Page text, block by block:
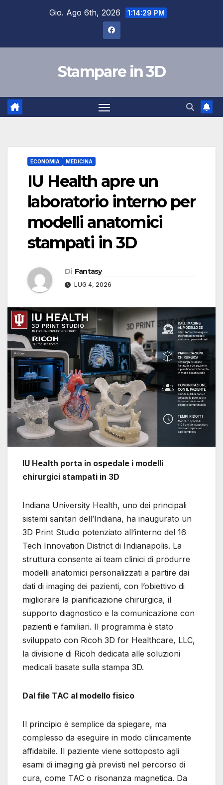
Gio. Ago 6th, 2026 1:14:30 PM
Stampare in 3D
ECONOMIA MEDICINA
IU Health apre un
laboratorio interno per
modelli anatomici
stampati in 3D
Di Fantasy
LUG 4, 2026
IU Health porta in ospedale i modelli
chirurgici stampati in 3D
Indiana University Health, uno dei principali
sistemi sanitari dell’Indiana, ha inaugurato un
3D Print Studio potenziato all’interno del 16
Tech Innovation District di Indianapolis. La
struttura consente ai team clinici di produrre
modelli anatomici personalizzati a partire dai
dati di imaging dei pazienti, con l’obiettivo di
migliorare la pianificazione chirurgica, il
supporto diagnostico e la comunicazione con
pazienti e familiari. Il programma è stato
sviluppato con Ricoh 3D for Healthcare, LLC,
la divisione di Ricoh dedicata alle soluzioni
medicali basate sulla stampa 3D.
Dal file TAC al modello fisico
Il principio è semplice da spiegare, ma
complesso da eseguire in modo clinicamente
affidabile. Il paziente viene sottoposto agli
esami di imaging già previsti nel percorso di
cura, come TAC o risonanza magnetica. Da